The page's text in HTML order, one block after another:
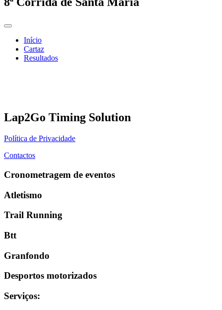
Início
Cartaz
Resultados
Lap2Go Timing Solution
Política de Privacidade
Contactos
Cronometragem de eventos
Atletismo
Trail Running
Btt
Granfondo
Desportos motorizados
Serviços: